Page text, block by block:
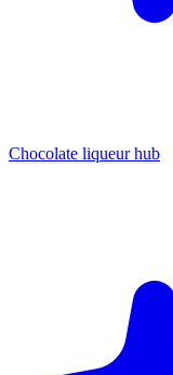
Chocolate liqueur hub